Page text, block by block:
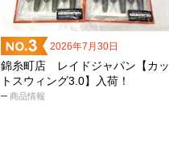
2026年7月30日
商品情報
錦糸町店 レイドジャパン【カッ
トスウィング3.0】入荷！